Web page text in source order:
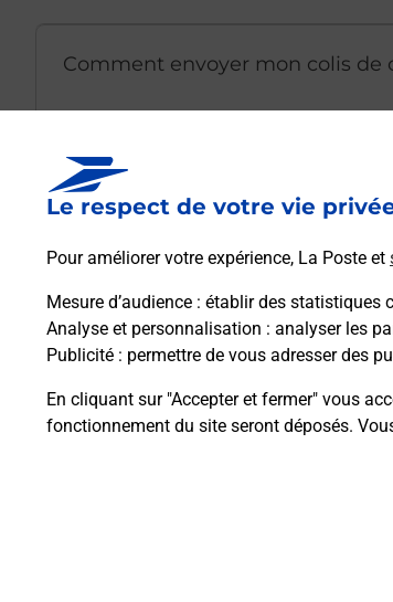
Le respect de votre vie
Pour améliorer votre expérience, La Poste et
Mesure d’audience : établir des statistiques
Analyse et personnalisation : analyser les
Publicité : permettre de vous adresser des
En cliquant sur "Accepter et fermer" vous
fonctionnement du site seront déposés.
Comment envoyer mon colis de
Est-il possible d’acheter un
Comment demander une
Comment La Poste participe-t-
Puis-je passer mon code de la